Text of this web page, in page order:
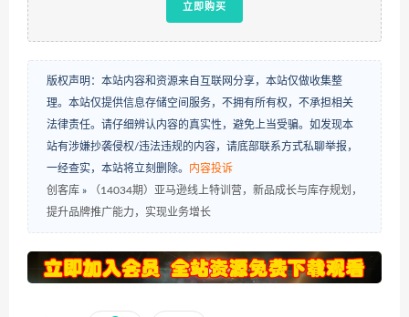
立即购买
版权声明：本站内容和资源来自互联网分享，本站仅做收集整
理。本站仅提供信息存储空间服务，不拥有所有权，不承担相关
法律责任。请仔细辨认内容的真实性，避免上当受骗。如发现本
站有涉嫌抄袭侵权/违法违规的内容，请底部联系方式私聊举报，
一经查实，本站将立刻删除。 内容投诉
创客库 »
（14034期）亚马逊线上特训营，新品成长与库存规划，
提升品牌推广能力，实现业务增长